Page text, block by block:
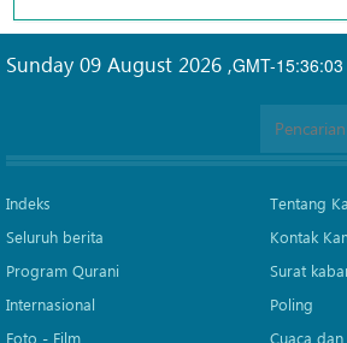
GMT-15:36:03
Sunday 09 August 2026 ,
Indeks
Seluruh berita
Program Qurani
Internasional
Foto - Film
Tentang
Kontak
Surat
Poling
Cuaca